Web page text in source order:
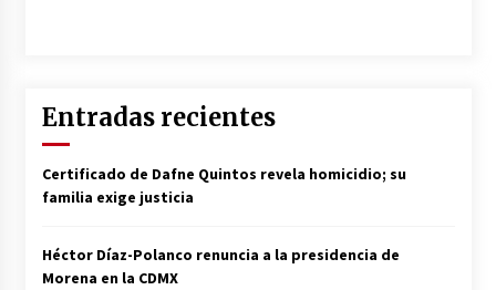
Entradas recientes
Certificado de Dafne Quintos revela homicidio; su
familia exige justicia
Héctor Díaz-Polanco renuncia a la presidencia de
Morena en la CDMX